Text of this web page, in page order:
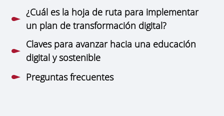
¿Cuál es la hoja de ruta para implementar
un plan de transformación digital?
Claves para avanzar hacia una educación
digital y sostenible
Preguntas frecuentes